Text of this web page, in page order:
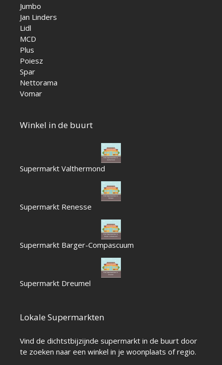
Jumbo
Jan Linders
Lidl
MCD
Plus
Poiesz
Spar
Nettorama
Vomar
Winkel in de buurt
Supermarkt Valthermond
Supermarkt Renesse
Supermarkt Barger-Compascuum
Supermarkt Dreumel
Lokale Supermarkten
Vind de dichtstbijzijnde supermarkt in de buurt door
te zoeken naar een winkel in je woonplaats of regio.